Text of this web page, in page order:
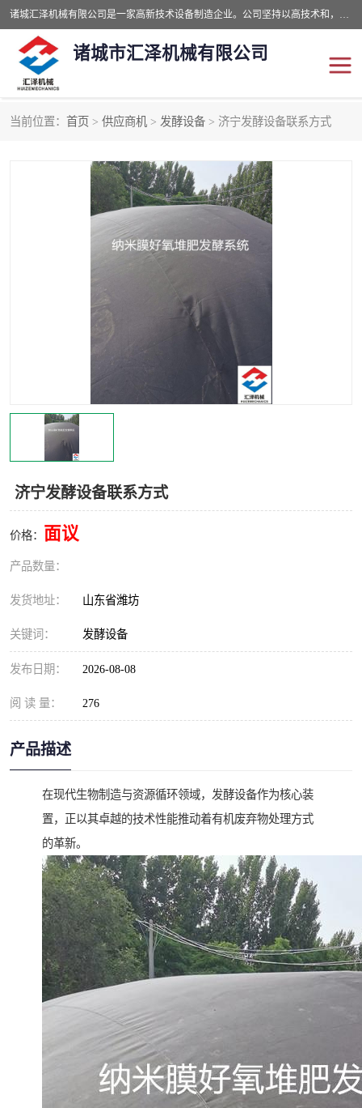
诸城汇泽机械有限公司是一家高新技术设备制造企业。公司坚持以高技术和，高服务于用户，以的环保机械制造设备赢的用户的信赖。现在主要生产死亡畜禽无害化处理和立式和卧式有机肥设备，搅拌机，烘干机，高温发酵机等。污水处理设备，固液分离机。气浮机，化制机等。公司秉承品质，用户至上，科技创新的经营理。
诸城市汇泽机械有限公司
当前位置： 首页 > 供应商机 > 发酵设备 > 济宁发酵设备联系方式
济宁发酵设备联系方式
价格： 面议
产品数量：
发货地址： 山东省潍坊
关键词： 发酵设备
发布日期： 2026-08-08
阅 读 量： 276
产品描述
在现代生物制造与资源循环领域，发酵设备作为核心装
置，正以其卓越的技术性能推动着有机废弃物处理方式
的革新。
有机肥设备
纳米膜好氧发酵堆肥机 粪污烘干酶体机
分子膜堆肥仓
分子膜发酵堆肥设备